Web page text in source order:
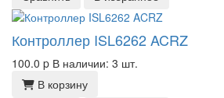
Контроллер ISL6262 ACRZ
100.0 p В наличии: 3 шт.
В корзину